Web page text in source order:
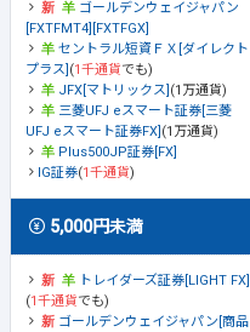
ゴールデンウェイジャパン
[FXTFMT4][FXTFGX]
セントラル短資ＦＸ[ダイレクト
プラス] (1千通貨でも)
JFX[マトリックス] (1万通貨)
三菱UFJ eスマート証券[三菱
UFJ eスマート証券FX] (1万通貨)
Plus500JP証券[FX]
IG証券(1千通貨)
5,000円未満
トレイダーズ証券[LIGHT FX]
(1千通貨でも)
ゴールデンウェイジャパン[商品